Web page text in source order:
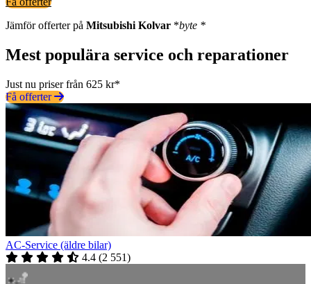
Jämför offerter på Mitsubishi Kolvar *byte *
Mest populära service och reparationer
Just nu priser från 625 kr*
Få offerter
AC-Service (äldre bilar)
4.4 (2 551)